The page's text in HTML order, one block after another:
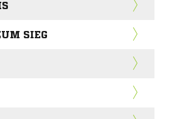
SIEG